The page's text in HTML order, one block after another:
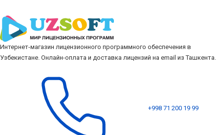
Интернет-магазин лицензионного программного обеспечения в
Узбекистане. Онлайн-оплата и доставка лицензий на email из Ташкента.
+998 71 200 19 99